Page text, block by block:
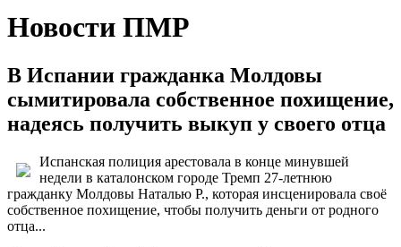
Новости ПМР
В Испании гражданка Молдовы
сымитировала собственное похищение,
надеясь получить выкуп у своего отца
Испанская полиция арестовала в конце минувшей
недели в каталонском городе Тремп 27-летнюю
гражданку Молдовы Наталью Р., которая инсценировала своё
собственное похищение, чтобы получить деньги от родного
отца...